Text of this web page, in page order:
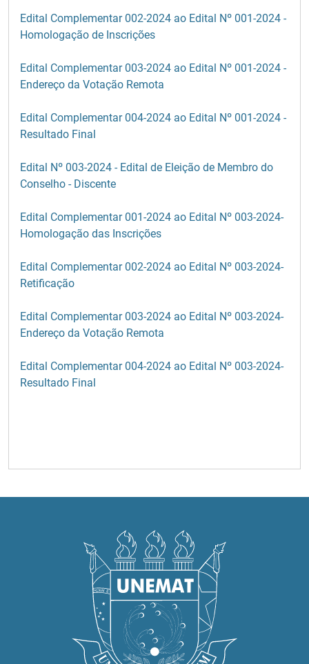
Edital Complementar 002-2024 ao Edital Nº 001-2024 -
Homologação de Inscrições
Edital Complementar 003-2024 ao Edital Nº 001-2024 -
Endereço da Votação Remota
Edital Complementar 004-2024 ao Edital Nº 001-2024 -
Resultado Final
Edital Nº 003-2024 - Edital de Eleição de Membro do
Conselho - Discente
Edital Complementar 001-2024 ao Edital Nº 003-2024-
Homologação das Inscrições
Edital Complementar 002-2024 ao Edital Nº 003-2024-
Retificação
Edital Complementar 003-2024 ao Edital Nº 003-2024-
Endereço da Votação Remota
Edital Complementar 004-2024 ao Edital Nº 003-2024-
Resultado Final